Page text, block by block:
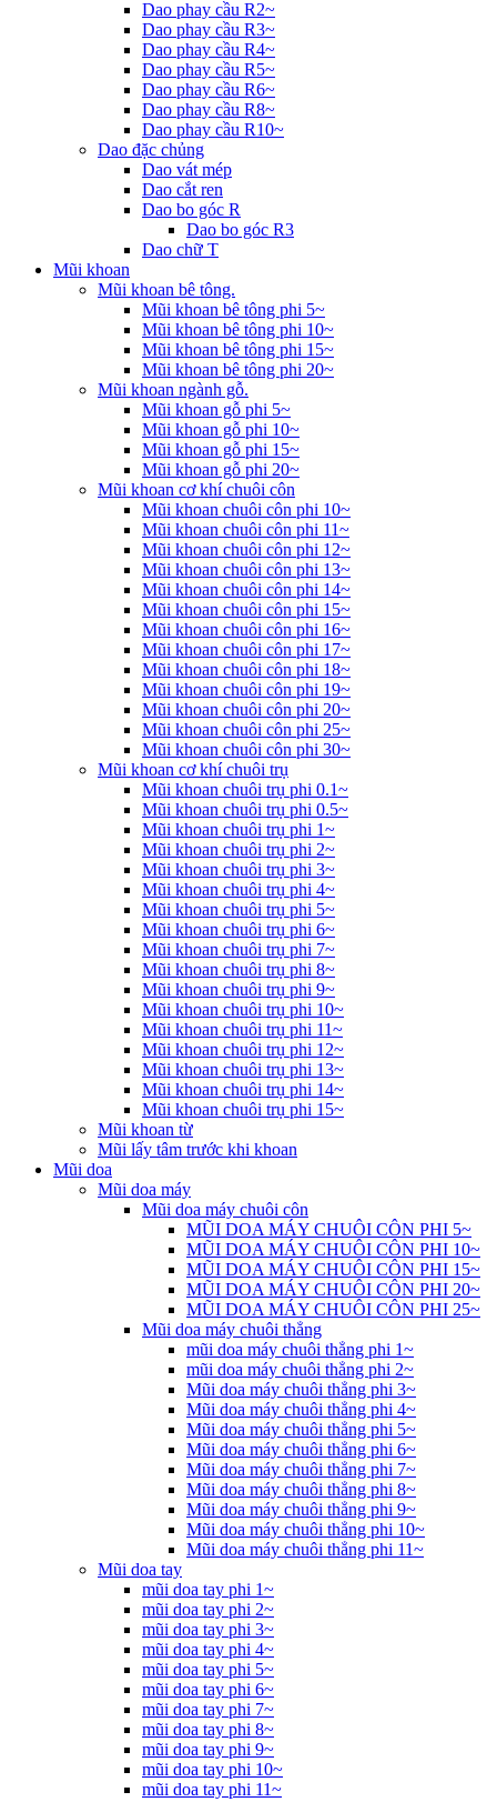
Dao phay cầu R2~
Dao phay cầu R3~
Dao phay cầu R4~
Dao phay cầu R5~
Dao phay cầu R6~
Dao phay cầu R8~
Dao phay cầu R10~
Dao đặc chủng
Dao vát mép
Dao cắt ren
Dao bo góc R
Dao bo góc R3
Dao chữ T
Mũi khoan
Mũi khoan bê tông.
Mũi khoan bê tông phi 5~
Mũi khoan bê tông phi 10~
Mũi khoan bê tông phi 15~
Mũi khoan bê tông phi 20~
Mũi khoan ngành gỗ.
Mũi khoan gỗ phi 5~
Mũi khoan gỗ phi 10~
Mũi khoan gỗ phi 15~
Mũi khoan gỗ phi 20~
Mũi khoan cơ khí chuôi côn
Mũi khoan chuôi côn phi 10~
Mũi khoan chuôi côn phi 11~
Mũi khoan chuôi côn phi 12~
Mũi khoan chuôi côn phi 13~
Mũi khoan chuôi côn phi 14~
Mũi khoan chuôi côn phi 15~
Mũi khoan chuôi côn phi 16~
Mũi khoan chuôi côn phi 17~
Mũi khoan chuôi côn phi 18~
Mũi khoan chuôi côn phi 19~
Mũi khoan chuôi côn phi 20~
Mũi khoan chuôi côn phi 25~
Mũi khoan chuôi côn phi 30~
Mũi khoan cơ khí chuôi trụ
Mũi khoan chuôi trụ phi 0.1~
Mũi khoan chuôi trụ phi 0.5~
Mũi khoan chuôi trụ phi 1~
Mũi khoan chuôi trụ phi 2~
Mũi khoan chuôi trụ phi 3~
Mũi khoan chuôi trụ phi 4~
Mũi khoan chuôi trụ phi 5~
Mũi khoan chuôi trụ phi 6~
Mũi khoan chuôi trụ phi 7~
Mũi khoan chuôi trụ phi 8~
Mũi khoan chuôi trụ phi 9~
Mũi khoan chuôi trụ phi 10~
Mũi khoan chuôi trụ phi 11~
Mũi khoan chuôi trụ phi 12~
Mũi khoan chuôi trụ phi 13~
Mũi khoan chuôi trụ phi 14~
Mũi khoan chuôi trụ phi 15~
Mũi khoan từ
Mũi lấy tâm trước khi khoan
Mũi doa
Mũi doa máy
Mũi doa máy chuôi côn
MŨI DOA MÁY CHUÔI CÔN PHI 5~
MŨI DOA MÁY CHUÔI CÔN PHI 10~
MŨI DOA MÁY CHUÔI CÔN PHI 15~
MŨI DOA MÁY CHUÔI CÔN PHI 20~
MŨI DOA MÁY CHUÔI CÔN PHI 25~
Mũi doa máy chuôi thẳng
mũi doa máy chuôi thẳng phi 1~
mũi doa máy chuôi thẳng phi 2~
Mũi doa máy chuôi thẳng phi 3~
Mũi doa máy chuôi thẳng phi 4~
Mũi doa máy chuôi thẳng phi 5~
Mũi doa máy chuôi thẳng phi 6~
Mũi doa máy chuôi thẳng phi 7~
Mũi doa máy chuôi thẳng phi 8~
Mũi doa máy chuôi thẳng phi 9~
Mũi doa máy chuôi thẳng phi 10~
Mũi doa máy chuôi thẳng phi 11~
Mũi doa tay
mũi doa tay phi 1~
mũi doa tay phi 2~
mũi doa tay phi 3~
mũi doa tay phi 4~
mũi doa tay phi 5~
mũi doa tay phi 6~
mũi doa tay phi 7~
mũi doa tay phi 8~
mũi doa tay phi 9~
mũi doa tay phi 10~
mũi doa tay phi 11~